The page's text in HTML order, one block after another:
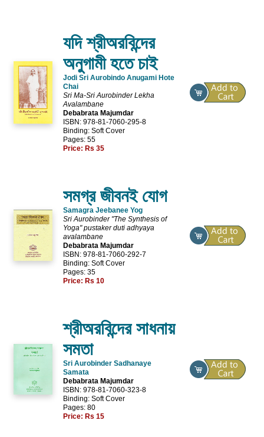
যদি শ্রীঅরবিন্দের
অনুগামী হতে চাই
Jodi Sri Aurobindo Anugami Hote
Chai
Sri Ma-Sri Aurobinder Lekha
Avalambane
Debabrata Majumdar
ISBN: 978-81-7060-295-8
Binding: Soft Cover
Pages: 55
Price: Rs 35
সমগ্র জীবনই যোগ
Samagra Jeebanee Yog
Sri Aurobinder "The Synthesis of
Yoga" pustaker duti adhyaya
avalambane
Debabrata Majumdar
ISBN: 978-81-7060-292-7
Binding: Soft Cover
Pages: 35
Price: Rs 10
শ্রীঅরবিন্দের সাধনায়
সমতা
Sri Aurobinder Sadhanaye
Samata
Debabrata Majumdar
ISBN: 978-81-7060-323-8
Binding: Soft Cover
Pages: 80
Price: Rs 15